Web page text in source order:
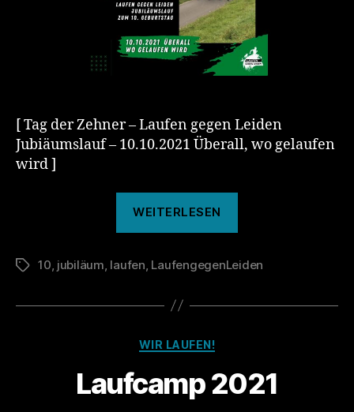
[ Tag der Zehner – Laufen gegen Leiden
Jubiäumslauf – 10.10.2021 Überall, wo gelaufen
wird ]
WEITERLESEN
Schlagwörter
10 jubiläum laufen LaufengegenLeiden
Kategorien
WIR LAUFEN!
Laufcamp 2021